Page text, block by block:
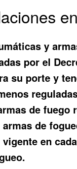
y
por el
su porte y
de fuego
de
en